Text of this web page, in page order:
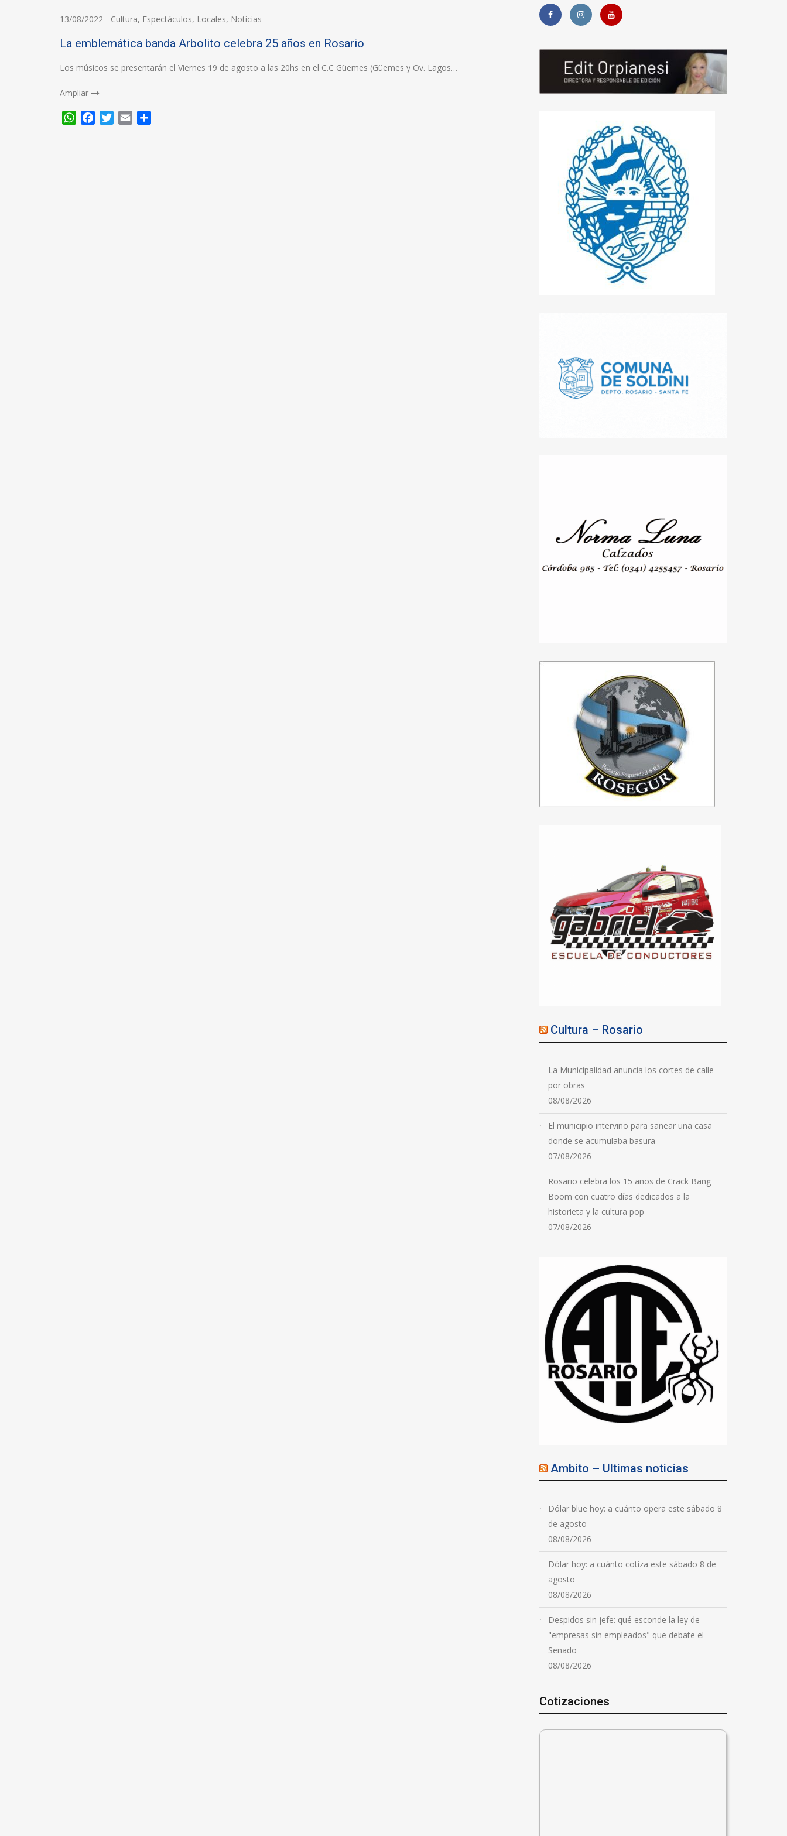
13/08/2022 - Cultura, Espectáculos, Locales, Noticias
La emblemática banda Arbolito celebra 25 años en Rosario
Los músicos se presentarán el Viernes 19 de agosto a las 20hs en el C.C Güemes (Güemes y Ov. Lagos…
Ampliar
WhatsApp
FacebookTwitter
Email
Cultura – Rosario
La Municipalidad anuncia los cortes de calle
por obras
08/08/2026
El municipio intervino para sanear una casa
donde se acumulaba basura
07/08/2026
Rosario celebra los 15 años de Crack Bang
Boom con cuatro días dedicados a la
historieta y la cultura pop
07/08/2026
Ambito – Ultimas noticias
Dólar blue hoy: a cuánto opera este sábado 8
de agosto
08/08/2026
Dólar hoy: a cuánto cotiza este sábado 8 de
agosto
08/08/2026
Despidos sin jefe: qué esconde la ley de
"empresas sin empleados" que debate el
Senado
08/08/2026
Cotizaciones